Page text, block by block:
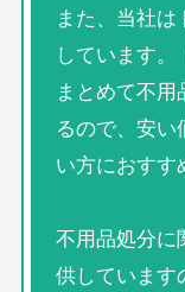
また、当社
しています。
まとめて不
るので、安
い方におすす
不用品処分に
供しています